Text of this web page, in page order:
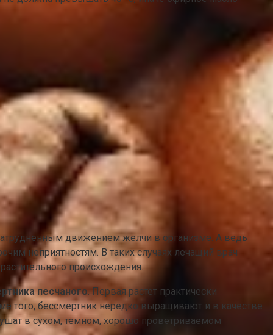
движением желчи в организме. А ведь
неприятностям. В таких случаях лечащий врач
происхождения.
песчаного. Первая растет практически
того, бессмертник нередко выращивают и в качестве
в сухом, темном, хорошо проветриваемом